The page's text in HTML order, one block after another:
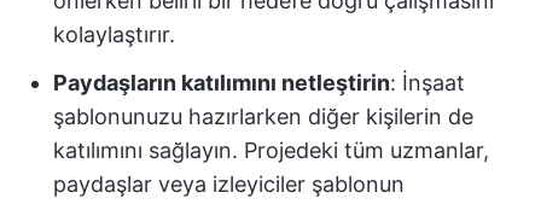
kolaylaştırır.
Paydaşların katılımını netleştirin: İnşaat
şablonunuzu hazırlarken diğer kişilerin de
katılımını sağlayın. Projedeki tüm uzmanlar,
paydaşlar veya izleyiciler şablonun